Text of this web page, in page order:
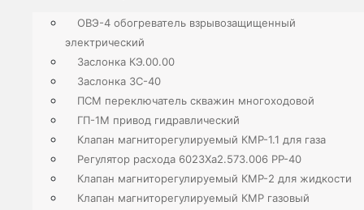
ОВЭ-4 обогреватель взрывозащищенный
электрический
Заслонка КЭ.00.00
Заслонка ЗС-40
ПСМ переключатель скважин многоходовой
ГП-1М привод гидравлический̆
Клапан магниторегулируемый КМР-1.1 для газа
Регулятор расхода 6023Ха2.573.006 РР-40
Клапан магниторегулируемый КМР-2 для жидкости
Клапан магниторегулируемый КМР газовый